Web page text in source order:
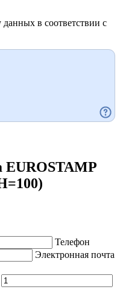
в соответствии с
EUROSTAMP
Телефон
Электронная почта